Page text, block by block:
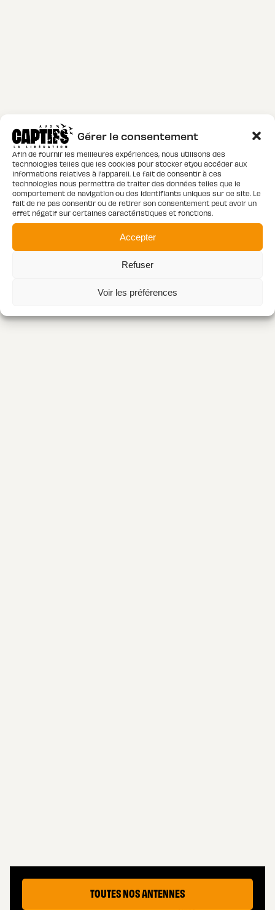
Gérer le consentement
Afin de fournir les meilleures expériences, nous utilisons des
technologies telles que les cookies pour stocker et/ou accéder aux
informations relatives à l'appareil. Le fait de consentir à ces
technologies nous permettra de traiter des données telles que le
comportement de navigation ou des identifiants uniques sur ce site. Le
fait de ne pas consentir ou de retirer son consentement peut avoir un
effet négatif sur certaines caractéristiques et fonctions.
Accepter
Refuser
Voir les préférences
TOUTES NOS ANTENNES